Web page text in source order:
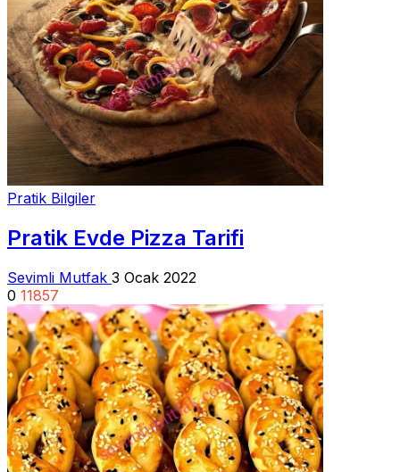
Pratik Bilgiler
Pratik Evde Pizza Tarifi
Sevimli Mutfak 3 Ocak 2022
0 11857